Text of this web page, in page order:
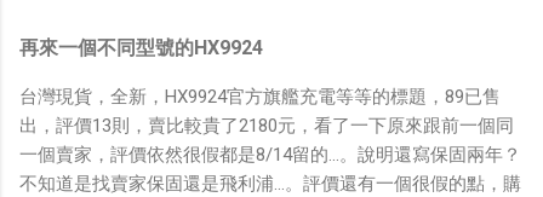
再來一個不同型號的HX9924
台灣現貨，全新，HX9924官方旗艦充電等等的標題，89已售
出，評價13則，賣比較貴了2180元，看了一下原來跟前一個同
一個賣家，評價依然很假都是8/14留的...。說明還寫保固兩年？
不知道是找賣家保固還是飛利浦...。評價還有一個很假的點，購